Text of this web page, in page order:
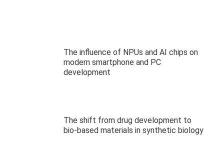
The influence of NPUs and AI chips on
modern smartphone and PC
development
The shift from drug development to
bio-based materials in synthetic biology